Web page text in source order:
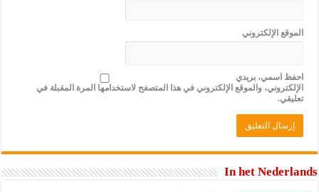
الموقع الإلكتروني
احفظ اسمي، بريدي
الإلكتروني، والموقع الإلكتروني في هذا المتصفح لاستخدامها المرة المقبلة في
تعليقي.
In het Nederlands